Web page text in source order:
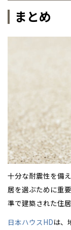
まとめ
十分な耐震性を備
居を選ぶために重
準で建築された住
日本ハウスHDは、